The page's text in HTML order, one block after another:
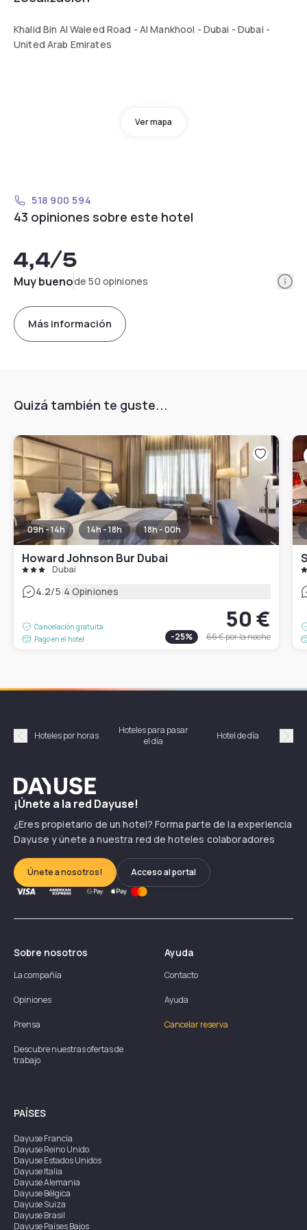
Khalid Bin Al Waleed Road - Al Mankhool - Dubai - Dubai -
United Arab Emirates
Ver mapa
518 900 594
43 opiniones sobre este hotel
4,4/5
Muy buenode 50 opiniones
Más información
Quizá también te guste...
09h - 14h 14h - 18h 18h - 00h
Howard Johnson Bur Dubai
Dubai
4.2/5|4 Opiniones
Cancelación gratuita
Pago en el hotel
50 €
-25% 66 €por la noche
Précédent
Hoteles por horas
Hoteles para pasar
el día
Hotel de día
Dayuse
¡Únete a la red Dayuse!
¿Eres propietario de un hotel? Forma parte de la experiencia
Dayuse y únete a nuestra red de hoteles colaboradores
Únete a nosotros! Acceso al portal
Sobre nosotros
La compañía
Opiniones
Prensa
Descubre nuestras ofertas de
trabajo
Ayuda
Contacto
Ayuda
Cancelar reserva
PAÍSES
DayuseFrancia
DayuseReino Unido
DayuseEstados Unidos
DayuseItalia
DayuseAlemania
DayuseBélgica
DayuseSuiza
DayuseBrasil
DayusePaíses Bajos